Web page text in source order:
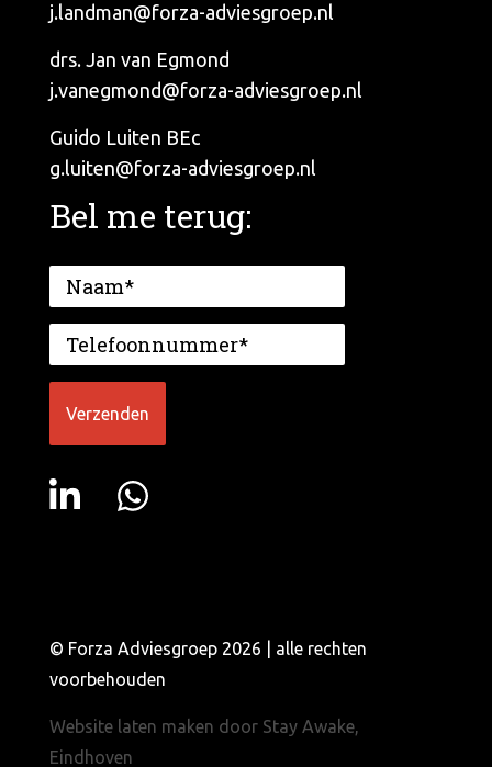
j.landman@forza-adviesgroep.nl
drs. Jan van Egmond
j.vanegmond@forza-adviesgroep.nl
Guido Luiten BEc
g.luiten@forza-adviesgroep.nl
Bel me terug:
© Forza Adviesgroep 2026 | alle rechten
voorbehouden
Website laten maken door Stay Awake,
Eindhoven